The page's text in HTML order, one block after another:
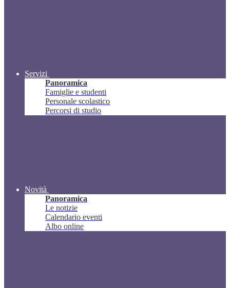
Servizi
Panoramica
Famiglie e studenti
Personale scolastico
Percorsi di studio
Novità
Panoramica
Le notizie
Calendario eventi
Albo online